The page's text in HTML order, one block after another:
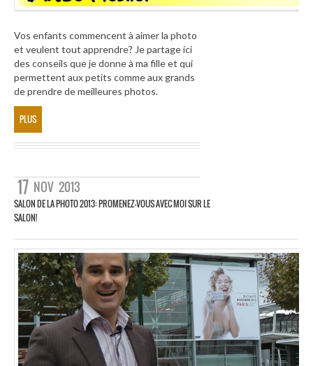
Vos enfants commencent à aimer la photo
et veulent tout apprendre? Je partage ici
des conseils que je donne à ma fille et qui
permettent aux petits comme aux grands
de prendre de meilleures photos.
PLUS
17 NOV 2013
SALON DE LA PHOTO 2013: PROMENEZ-VOUS AVEC MOI SUR LE
SALON!